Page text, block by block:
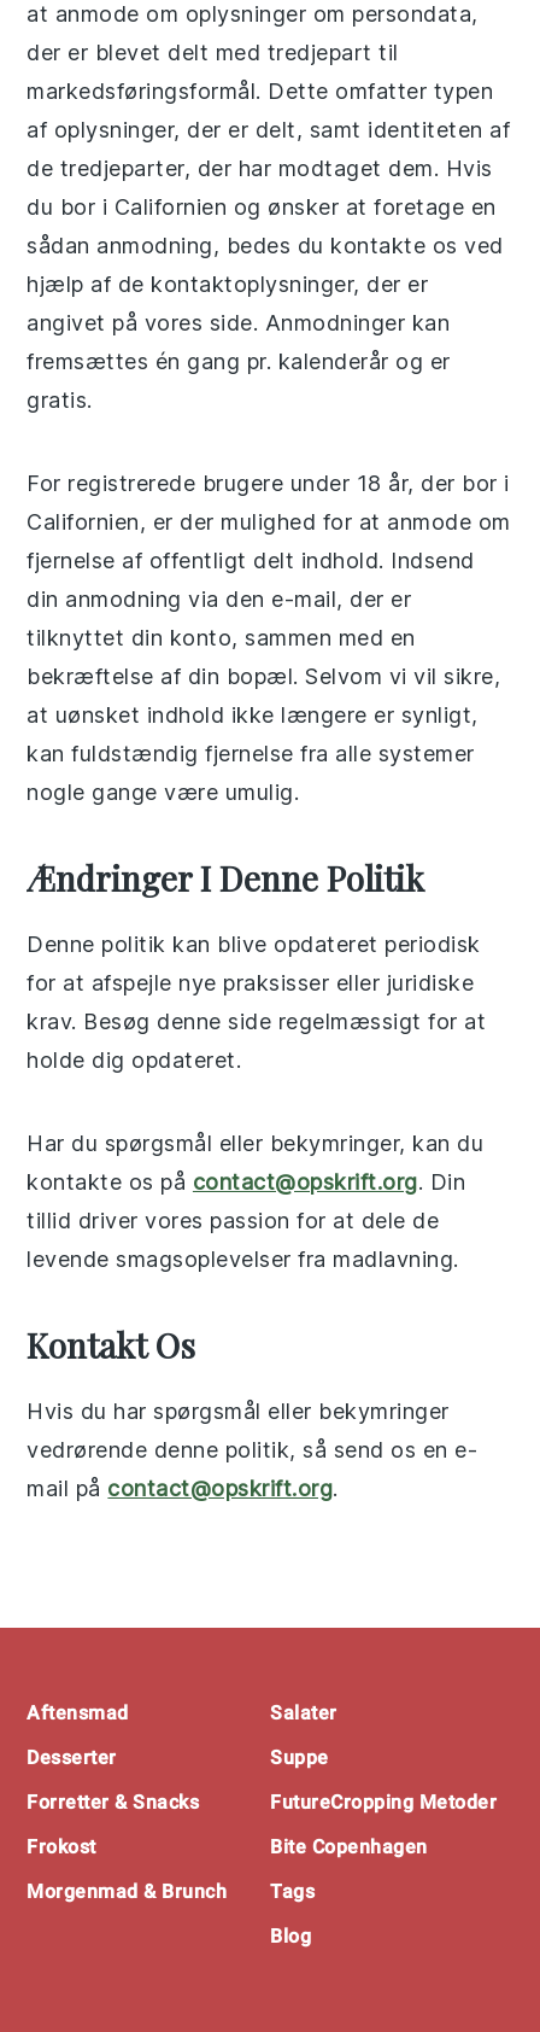
at anmode om oplysninger om persondata,
der er blevet delt med tredjepart til
markedsføringsformål. Dette omfatter typen
af oplysninger, der er delt, samt identiteten af
de tredjeparter, der har modtaget dem. Hvis
du bor i Californien og ønsker at foretage en
sådan anmodning, bedes du kontakte os ved
hjælp af de kontaktoplysninger, der er
angivet på vores side. Anmodninger kan
fremsættes én gang pr. kalenderår og er
gratis.
For registrerede brugere under 18 år, der bor i
Californien, er der mulighed for at anmode om
fjernelse af offentligt delt indhold. Indsend
din anmodning via den e-mail, der er
tilknyttet din konto, sammen med en
bekræftelse af din bopæl. Selvom vi vil sikre,
at uønsket indhold ikke længere er synligt,
kan fuldstændig fjernelse fra alle systemer
nogle gange være umulig.
Ændringer I Denne Politik
Denne politik kan blive opdateret periodisk
for at afspejle nye praksisser eller juridiske
krav. Besøg denne side regelmæssigt for at
holde dig opdateret.
Har du spørgsmål eller bekymringer, kan du
kontakte os på contact@opskrift.org. Din
tillid driver vores passion for at dele de
levende smagsoplevelser fra madlavning.
Kontakt Os
Hvis du har spørgsmål eller bekymringer
vedrørende denne politik, så send os en e-
mail på contact@opskrift.org.
Aftensmad
Desserter
Forretter & Snacks
Frokost
Morgenmad & Brunch
Salater
Suppe
FutureCropping Metoder
Bite Copenhagen
Tags
Blog